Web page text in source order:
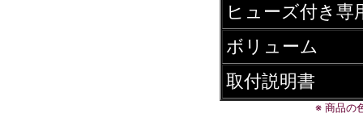
ヒューズ付き専
ボリューム
取付説明書
※ 商品の